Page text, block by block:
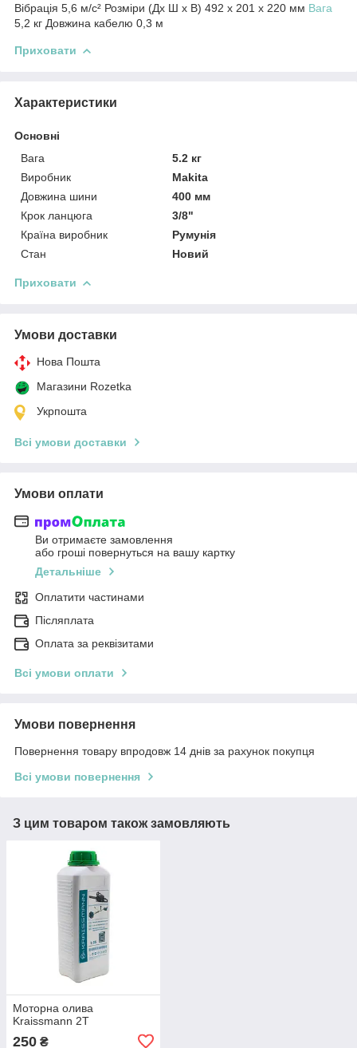
Вібрація 5,6 м/с² Розміри (Дх Ш х В) 492 х 201 х 220 мм Вага
5,2 кг Довжина кабелю 0,3 м
Приховати
Характеристики
Основні
Вага
5.2 кг
Виробник
Makita
Довжина шини
400 мм
Крок ланцюга
3/8"
Країна виробник
Румунія
Стан
Новий
Приховати
Умови доставки
Нова Пошта
Магазини Rozetka
Укрпошта
Всі умови доставки
Умови оплати
Ви отримаєте замовлення
або гроші повернуться на вашу картку
Детальніше
Оплатити частинами
Післяплата
Оплата за реквізитами
Всі умови оплати
Умови повернення
Повернення товару впродовж 14 днів за рахунок покупця
Всі умови повернення
З цим товаром також замовляють
Моторна олива
Kraissmann 2T
250 ₴